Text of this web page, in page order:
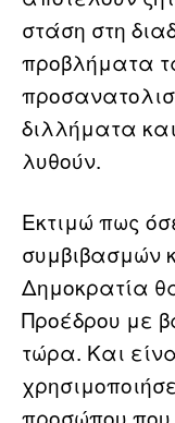
στάση στη
προβλήματα
διλλήματα
λυθούν.
Εκτιμώ πως
συμβιβασμών
Δημοκρατία
Προέδρου με
τώρα. Και
προσώπου που